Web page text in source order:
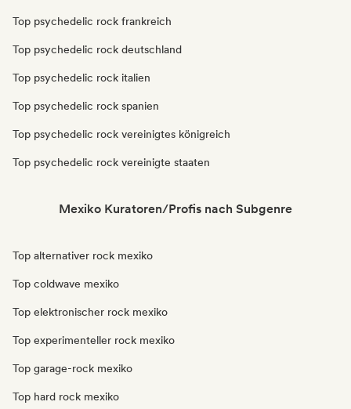
Top psychedelic rock frankreich
Top psychedelic rock deutschland
Top psychedelic rock italien
Top psychedelic rock spanien
Top psychedelic rock vereinigtes königreich
Top psychedelic rock vereinigte staaten
Mexiko Kuratoren/Profis nach Subgenre
Top alternativer rock mexiko
Top coldwave mexiko
Top elektronischer rock mexiko
Top experimenteller rock mexiko
Top garage-rock mexiko
Top hard rock mexiko